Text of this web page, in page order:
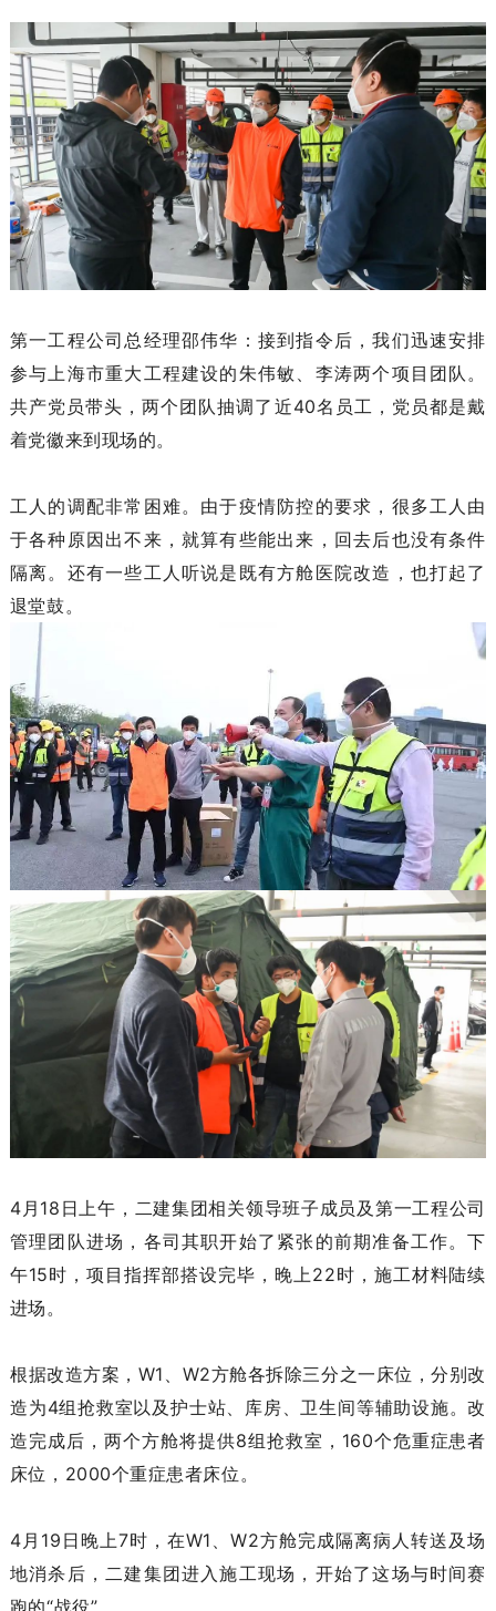
第一工程公司总经理邵伟华：接到指令后，我们迅速安排
参与上海市重大工程建设的朱伟敏、李涛两个项目团队。
共产党员带头，两个团队抽调了近40名员工，党员都是戴
着党徽来到现场的。
工人的调配非常困难。由于疫情防控的要求，很多工人由
于各种原因出不来，就算有些能出来，回去后也没有条件
隔离。还有一些工人听说是既有方舱医院改造，也打起了
退堂鼓。
4月18日上午，二建集团相关领导班子成员及第一工程公司
管理团队进场，各司其职开始了紧张的前期准备工作。下
午15时，项目指挥部搭设完毕，晚上22时，施工材料陆续
进场。
根据改造方案，W1、W2方舱各拆除三分之一床位，分别改
造为4组抢救室以及护士站、库房、卫生间等辅助设施。改
造完成后，两个方舱将提供8组抢救室，160个危重症患者
床位，2000个重症患者床位。
4月19日晚上7时，在W1、W2方舱完成隔离病人转送及场
地消杀后，二建集团进入施工现场，开始了这场与时间赛
跑的“战役”。